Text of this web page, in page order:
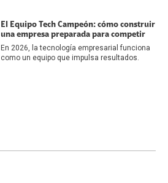
El Equipo Tech Campeón: cómo construir
una empresa preparada para competir
En 2026, la tecnología empresarial funciona
como un equipo que impulsa resultados.